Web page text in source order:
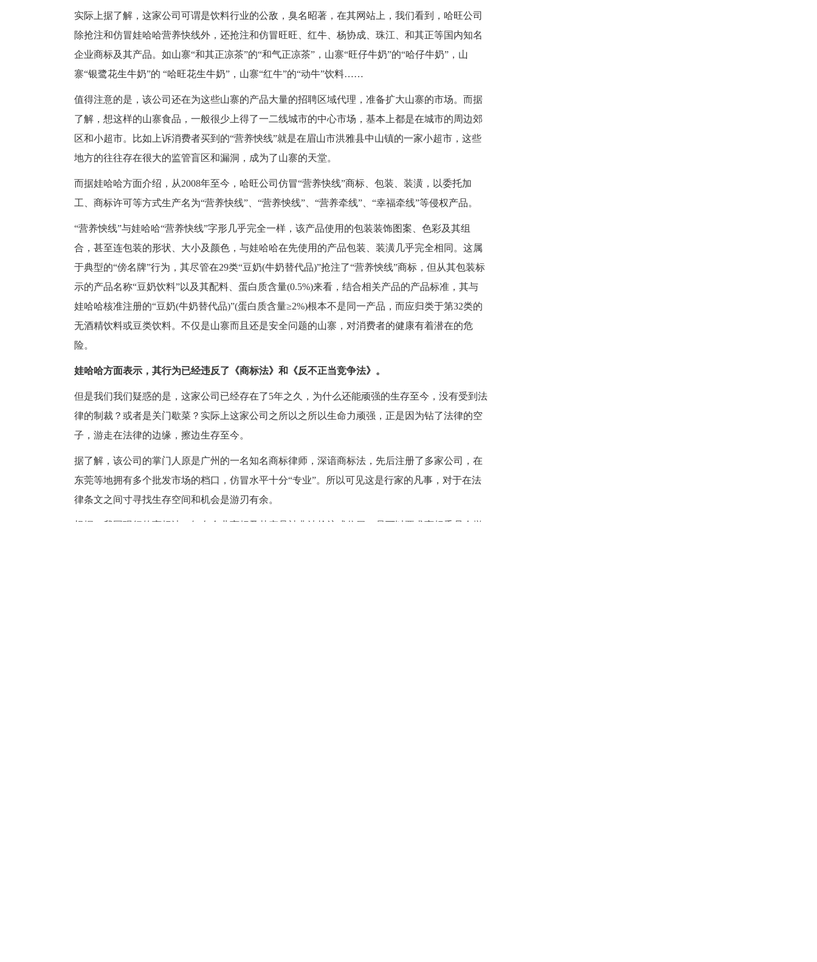
实际上据了解，这家公司可谓是饮料行业的公敌，臭名昭著，在其网站上，我们看到，哈旺公司
除抢注和仿冒娃哈哈营养快线外，还抢注和仿冒旺旺、红牛、杨协成、珠江、和其正等国内知名
企业商标及其产品。如山寨“和其正凉茶”的“和气正凉茶”，山寨“旺仔牛奶”的“哈仔牛奶”，山
寨“银鹭花生牛奶”的 “哈旺花生牛奶”，山寨“红牛”的“动牛”饮料……
值得注意的是，该公司还在为这些山寨的产品大量的招聘区域代理，准备扩大山寨的市场。而据
了解，想这样的山寨食品，一般很少上得了一二线城市的中心市场，基本上都是在城市的周边郊
区和小超市。比如上诉消费者买到的“营养怏线”就是在眉山市洪雅县中山镇的一家小超市，这些
地方的往往存在很大的监管盲区和漏洞，成为了山寨的天堂。
而据娃哈哈方面介绍，从2008年至今，哈旺公司仿冒“营养快线”商标、包装、装潢，以委托加
工、商标许可等方式生产名为“营养快线”、“营养怏线”、“营养牵线”、“幸福牵线”等侵权产品。
“营养怏线”与娃哈哈“营养快线”字形几乎完全一样，该产品使用的包装装饰图案、色彩及其组
合，甚至连包装的形状、大小及颜色，与娃哈哈在先使用的产品包装、装潢几乎完全相同。这属
于典型的“傍名牌”行为，其尽管在29类“豆奶(牛奶替代品)”抢注了“营养怏线”商标，但从其包装标
示的产品名称“豆奶饮料”以及其配料、蛋白质含量(0.5%)来看，结合相关产品的产品标准，其与
娃哈哈核准注册的“豆奶(牛奶替代品)”(蛋白质含量≥2%)根本不是同一产品，而应归类于第32类的
无酒精饮料或豆类饮料。不仅是山寨而且还是安全问题的山寨，对消费者的健康有着潜在的危
险。
娃哈哈方面表示，其行为已经违反了《商标法》和《反不正当竞争法》。
但是我们我们疑惑的是，这家公司已经存在了5年之久，为什么还能顽强的生存至今，没有受到法
律的制裁？或者是关门歇菜？实际上这家公司之所以之所以生命力顽强，正是因为钻了法律的空
子，游走在法律的边缘，擦边生存至今。
据了解，该公司的掌门人原是广州的一名知名商标律师，深谙商标法，先后注册了多家公司，在
东莞等地拥有多个批发市场的档口，仿冒水平十分“专业”。所以可见这是行家的凡事，对于在法
律条文之间寸寻找生存空间和机会是游刃有余。
根据，我国现行的商标法，知名企业商标及其产品被非法抢注或仿冒，是可以要求商标委员会撤